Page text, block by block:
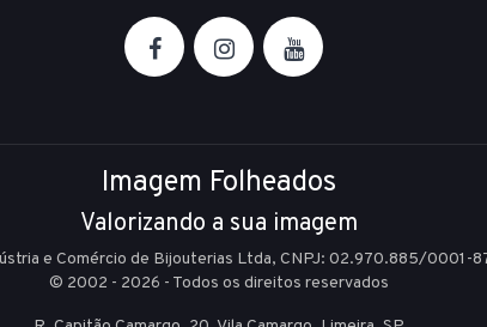
Imagem Folheados
Valorizando a sua imagem
e Comércio de Bijouterias Ltda, CNPJ: 02.970.885/0001-
© 2002 - 2026 - Todos os direitos reservados